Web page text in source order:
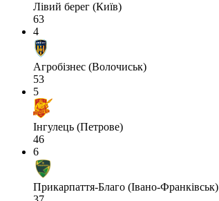
Лівий берег (Київ)
63
4
Агробізнес (Волочиськ)
53
5
Інгулець (Петрове)
46
6
Прикарпаття-Благо (Івано-Франківськ)